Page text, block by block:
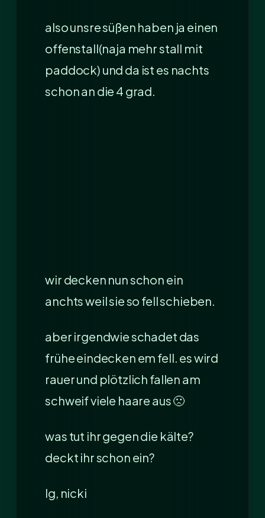
also unsre süßen haben ja einen
offenstall(naja mehr stall mit
paddock) und da ist es nachts
schon an die 4 grad.
wir decken nun schon ein
anchts weil sie so fell schieben.
aber irgendwie schadet das
frühe eindecken em fell. es wird
rauer und plötzlich fallen am
schweif viele haare aus 🙁
was tut ihr gegen die kälte?
deckt ihr schon ein?
lg, nicki